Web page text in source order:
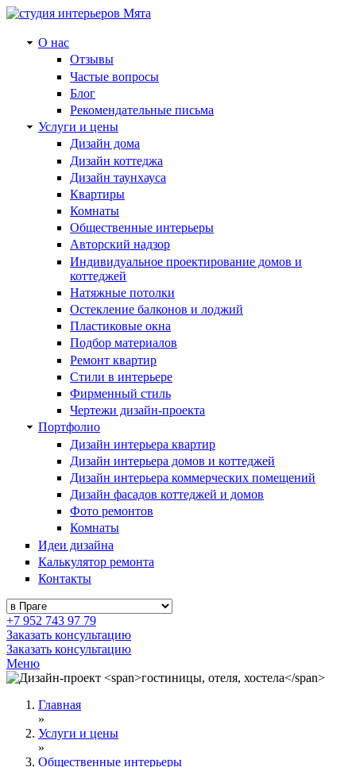
О нас
Отзывы
Частые вопросы
Блог
Рекомендательные письма
Услуги и цены
Дизайн дома
Дизайн коттеджа
Дизайн таунхауса
Квартиры
Комнаты
Общественные интерьеры
Авторский надзор
Индивидуальное проектирование домов и
коттеджей
Натяжные потолки
Остекление балконов и лоджий
Пластиковые окна
Подбор материалов
Ремонт квартир
Стили в интерьере
Фирменный стиль
Чертежи дизайн-проекта
Портфолио
Дизайн интерьера квартир
Дизайн интерьера домов и коттеджей
Дизайн интерьера коммерческих помещений
Дизайн фасадов коттеджей и домов
Фото ремонтов
Комнаты
Идеи дизайна
Калькулятор ремонта
Контакты
+7 952 743 97 79
Заказать консультацию
Заказать консультацию
Меню
Главная
»
Услуги и цены
»
Общественные интерьеры